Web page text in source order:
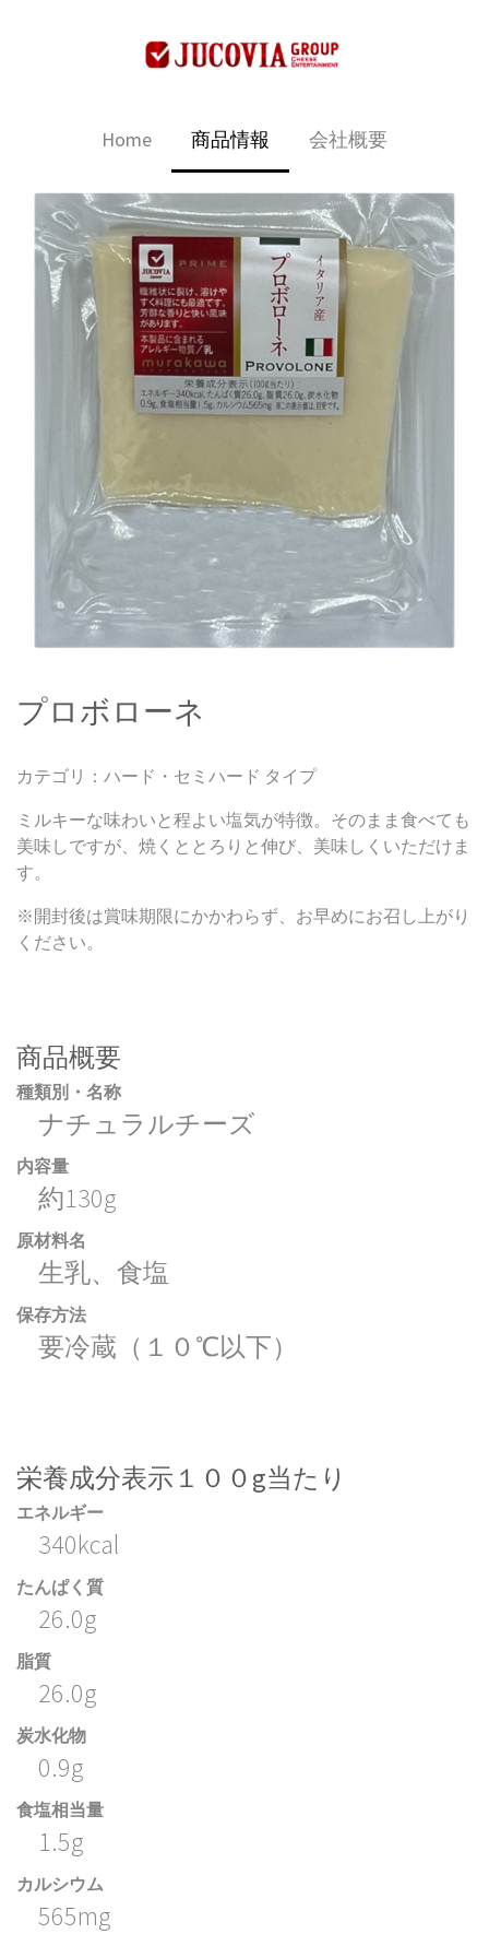
Home 商品情報 会社概要
プロボローネ
カテゴリ：ハード・セミハード タイプ
ミルキーな味わいと程よい塩気が特徴。そのまま食べても
美味しですが、焼くととろりと伸び、美味しくいただけま
す。
※開封後は賞味期限にかかわらず、お早めにお召し上がり
ください。
商品概要
種類別・名称
ナチュラルチーズ
内容量
約130g
原材料名
生乳、食塩
保存方法
要冷蔵（１０℃以下）
栄養成分表示１００g当たり
エネルギー
340kcal
たんぱく質
26.0g
脂質
26.0g
炭水化物
0.9g
食塩相当量
1.5g
カルシウム
565mg